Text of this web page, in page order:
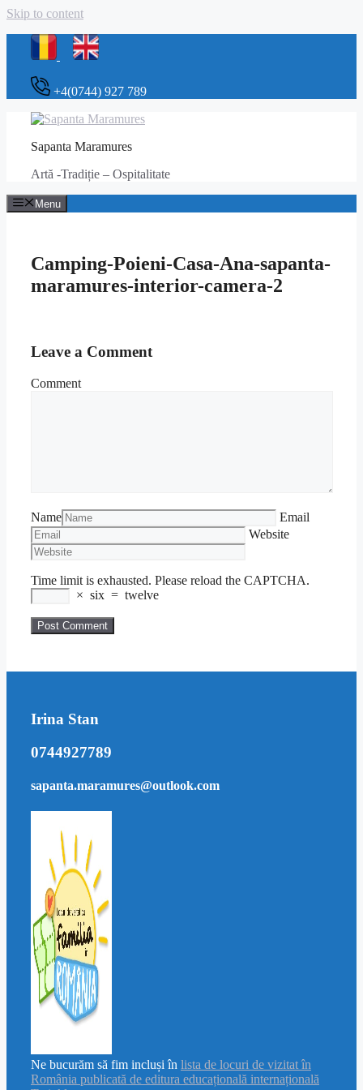
Skip to content
+4(0744) 927 789
Sapanta Maramures
Artă -Tradiție – Ospitalitate
Menu
Camping-Poieni-Casa-Ana-sapanta-
maramures-interior-camera-2
Leave a Comment
Comment
Name
Email
Website
Time limit is exhausted. Please reload the CAPTCHA.
× six = twelve
Irina Stan
0744927789
sapanta.maramures@outlook.com
Ne bucurăm să fim incluși în lista de locuri de vizitat în
România publicată de editura educațională internațională